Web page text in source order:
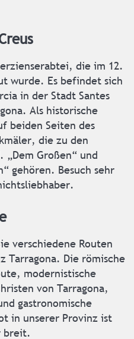
die im 12.
wurde. Es befindet sich
in der Stadt Santes
Als historische
beiden Seiten des
die zu den
„Dem Großen“ und
gehören. Besuch sehr
verschiedene Routen
Tarragona. Die römische
modernistische
von Tarragona,
gastronomische
in unserer Provinz ist
breit.